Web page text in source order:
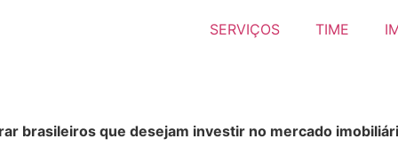
SERVIÇOS TIME
brasileiros que desejam investir no mercado